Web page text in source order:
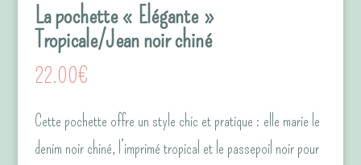
La pochette « Elégante »
Tropicale/Jean noir chiné
22.00€
Cette pochette offre un style chic et pratique : elle marie le
denim noir chiné, l’imprimé tropical et le passepoil noir pour